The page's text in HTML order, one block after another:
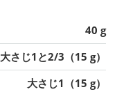
40 g
大さじ1と2/3（15 g）
大さじ1（15 g）